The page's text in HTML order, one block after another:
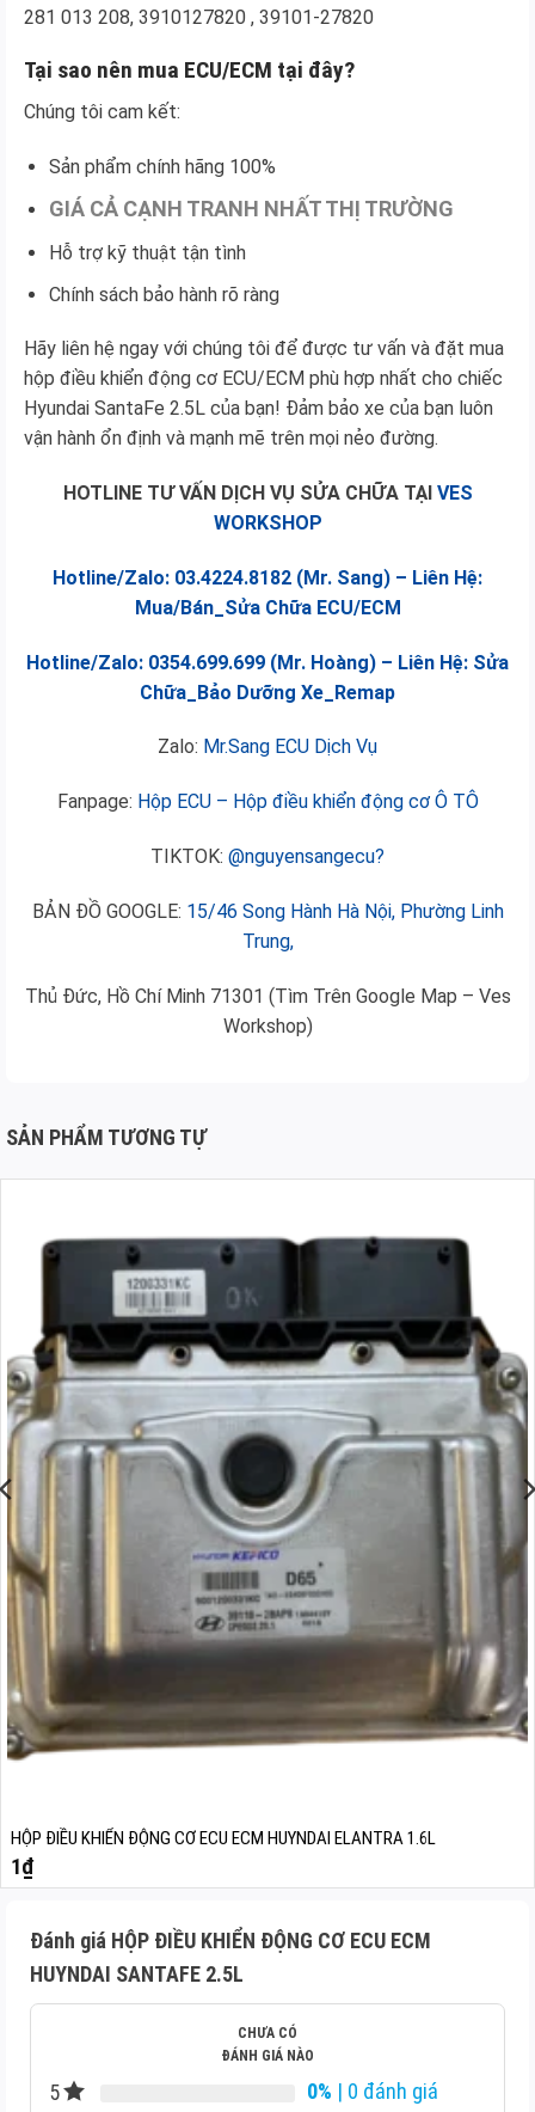
281 013 208, 3910127820 , 39101-27820
Tại sao nên mua ECU/ECM tại đây?
Chúng tôi cam kết:
Sản phẩm chính hãng 100%
GIÁ CẢ CẠNH TRANH NHẤT THỊ TRƯỜNG
Hỗ trợ kỹ thuật tận tình
Chính sách bảo hành rõ ràng
Hãy liên hệ ngay với chúng tôi để được tư vấn và đặt mua
hộp điều khiển động cơ ECU/ECM phù hợp nhất cho chiếc
Hyundai SantaFe 2.5L của bạn! Đảm bảo xe của bạn luôn
vận hành ổn định và mạnh mẽ trên mọi nẻo đường.
HOTLINE TƯ VẤN DỊCH VỤ SỬA CHỮA TẠI VES
WORKSHOP
Hotline/Zalo: 03.4224.8182 (Mr. Sang) – Liên Hệ:
Mua/Bán_Sửa Chữa ECU/ECM
Hotline/Zalo: 0354.699.699 (Mr. Hoàng) – Liên Hệ: Sửa
Chữa_Bảo Dưỡng Xe_Remap
Zalo: Mr.Sang ECU Dịch Vụ
Fanpage: Hộp ECU – Hộp điều khiển động cơ Ô TÔ
TIKTOK: @nguyensangecu?
BẢN ĐỒ GOOGLE: 15/46 Song Hành Hà Nội, Phường Linh
Trung,
Thủ Đức, Hồ Chí Minh 71301 (Tìm Trên Google Map – Ves
Workshop)
SẢN PHẨM TƯƠNG TỰ
HỘP ĐIỀU KHIỂN ĐỘNG CƠ ECU ECM HUYNDAI ELANTRA 1.6L
1₫
Đánh giá HỘP ĐIỀU KHIỂN ĐỘNG CƠ ECU ECM
HUYNDAI SANTAFE 2.5L
CHƯA CÓ
ĐÁNH GIÁ NÀO
5 0% | 0 đánh giá